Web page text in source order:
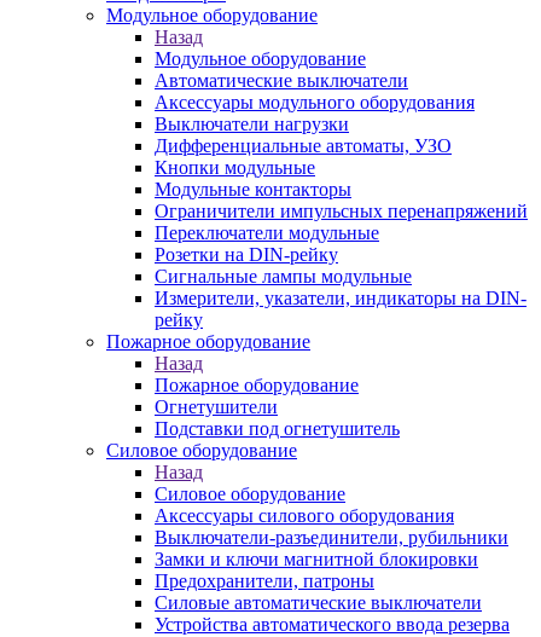
Модульное оборудование
Назад
Модульное оборудование
Автоматические выключатели
Аксессуары модульного оборудования
Выключатели нагрузки
Дифференциальные автоматы, УЗО
Кнопки модульные
Модульные контакторы
Ограничители импульсных перенапряжений
Переключатели модульные
Розетки на DIN-рейку
Сигнальные лампы модульные
Измерители, указатели, индикаторы на DIN-
рейку
Пожарное оборудование
Назад
Пожарное оборудование
Огнетушители
Подставки под огнетушитель
Силовое оборудование
Назад
Силовое оборудование
Аксессуары силового оборудования
Выключатели-разъединители, рубильники
Замки и ключи магнитной блокировки
Предохранители, патроны
Силовые автоматические выключатели
Устройства автоматического ввода резерва